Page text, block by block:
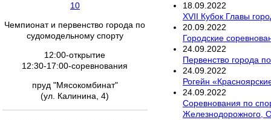
10
Чемпионат и первенство города по
судомодельному спорту
12:00-открытие
12:30-17:00-соревнования
пруд "Мясокомбинат"
(ул. Калинина, 4)
18 09 2022
XVII Кубок Главы
20 09 2022
Городские
24 09 2022
Первенство города
24 09 2022
Рогейн
24 09 2022
Соревнования по
Железнодорожного,